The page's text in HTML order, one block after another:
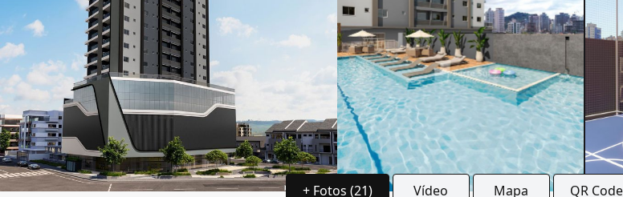
+ Fotos (21) Vídeo Mapa QR Code